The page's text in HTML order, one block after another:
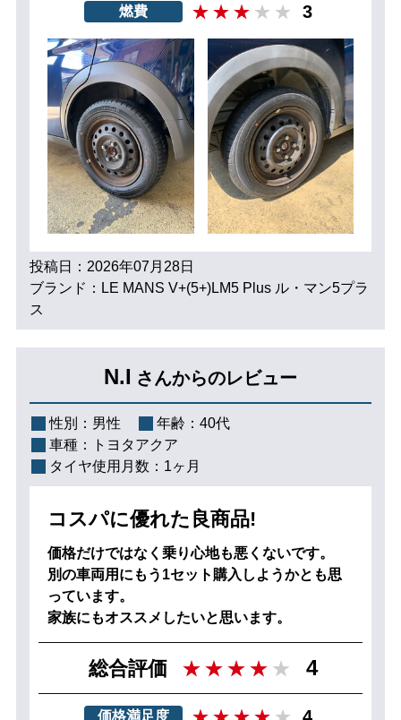
燃費 3
投稿日：2026年07月28日
ブランド：LE MANS V+(5+)LM5 Plus ル・マン5プラ
ス
N.I さんからのレビュー
性別： 男性 年齢： 40代
車種：
トヨタアクア
タイヤ使用月数： 1ヶ月
コスパに優れた良商品!
価格だけではなく乗り心地も悪くないです。
別の車両用にもう1セット購入しようかとも思
っています。
家族にもオススメしたいと思います。
総合評価 4
価格満足度